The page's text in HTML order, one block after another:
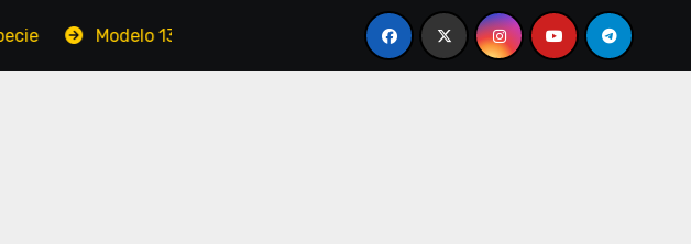
Modelo 131 (IRPF por módulos) Autónomo TRADE (dependiente)